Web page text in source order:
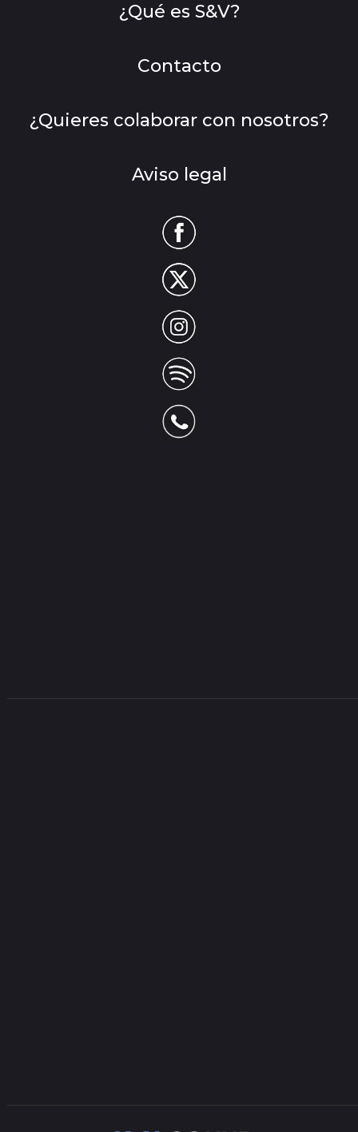
¿Qué es S&V?
Contacto
¿Quieres colaborar con nosotros?
Aviso legal